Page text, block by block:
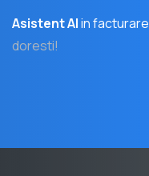
Asistent AIin facturare
doresti!